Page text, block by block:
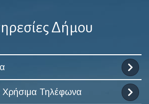
Δήμου
Χρήσιμα Τηλέφωνα